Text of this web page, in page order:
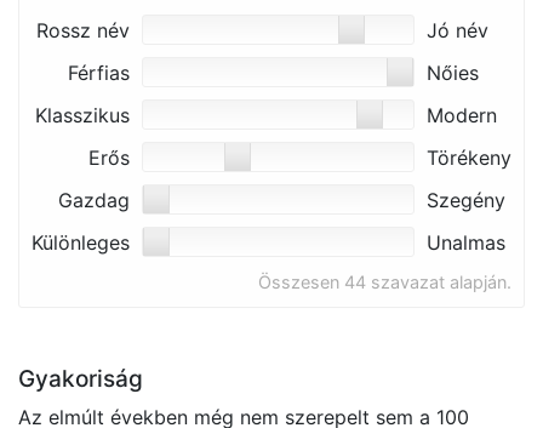
Rossz név
Jó név
Férfias
Nőies
Klasszikus
Modern
Erős
Törékeny
Gazdag
Szegény
Különleges
Unalmas
Összesen 44 szavazat alapján.
Gyakoriság
Az elmúlt években még nem szerepelt sem a 100